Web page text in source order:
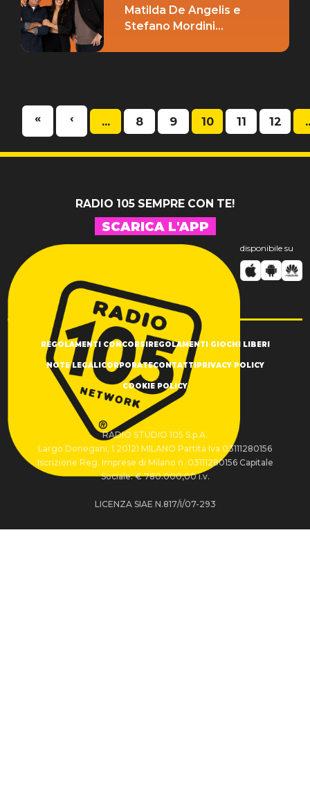
Matilda De Angelis e
Stefano Mordini
« ‹ ... 8 9 10 11 12
RADIO 105 SEMPRE CON TE!
SCARICA L'APP
disponibile su
REGOLAMENTI CONCORSIREGOLAMENTI GIOCHI LIBERI
NOTE LEGALICORPORATECONTATTIPRIVACY POLICY
COOKIE POLICY
RADIO STUDIO 105 S.p.A.
Largo Donegani, 1 20121 MILANO Partita Iva 03111280156
Iscrizione Reg. Imprese di Milano n. 03111280156 Capitale
Sociale: € 780.000,00 i.v.
LICENZA SIAE N.817/I/07-293